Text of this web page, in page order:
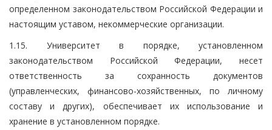
определенном законодательством Российской Федерации и
настоящим уставом, некоммерческие организации.
1.15. Университет в порядке, установленном
законодательством Российской Федерации, несет
ответственность за сохранность документов
(управленческих, финансово-хозяйственных, по личному
составу и других), обеспечивает их использование и
хранение в установленном порядке.